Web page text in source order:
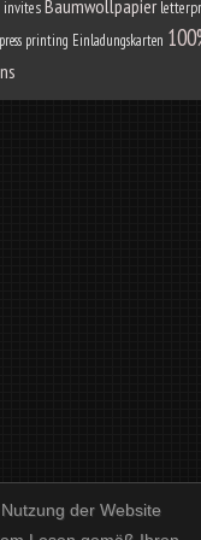
invites Baumwollpapier
printing Einladungskarten
der Website